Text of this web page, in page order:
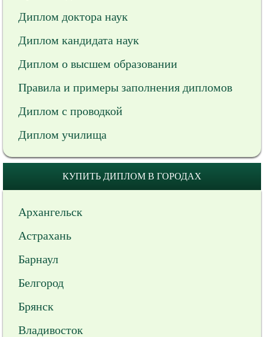
Диплом доктора наук
Диплом кандидата наук
Диплом о высшем образовании
Правила и примеры заполнения дипломов
Диплом с проводкой
Диплом училища
КУПИТЬ ДИПЛОМ В ГОРОДАХ
Архангельск
Астрахань
Барнаул
Белгород
Брянск
Владивосток